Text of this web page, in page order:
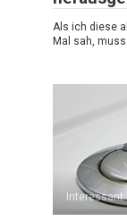
Als ich diese
Mal sah,
Interessant